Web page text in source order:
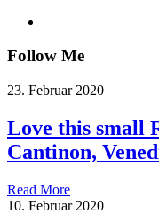
Follow Me
23. Februar 2020
Love this small
Cantinon,
Read More
10. Februar 2020